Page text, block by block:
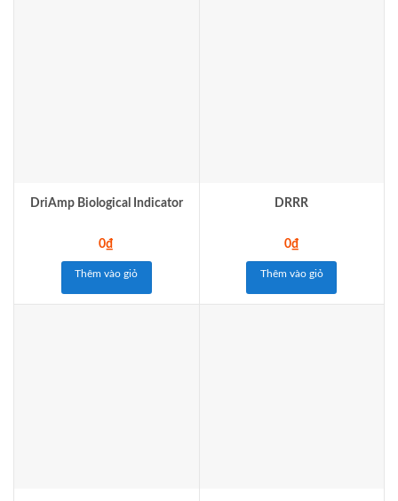
DriAmp Biological Indicator
0₫
Thêm vào giỏ
DRRR
0₫
Thêm vào giỏ